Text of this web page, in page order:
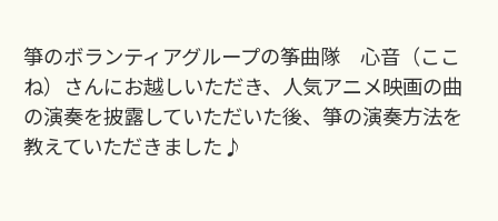
箏のボランティアグループの筝曲隊 心音（ここ
ね）さんにお越しいただき、人気アニメ映画の曲
の演奏を披露していただいた後、箏の演奏方法を
教えていただきました♪